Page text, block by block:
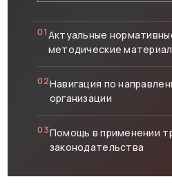
01Актуальные
методические
02Навигация по
организации
03Помощь в применении
законодательства